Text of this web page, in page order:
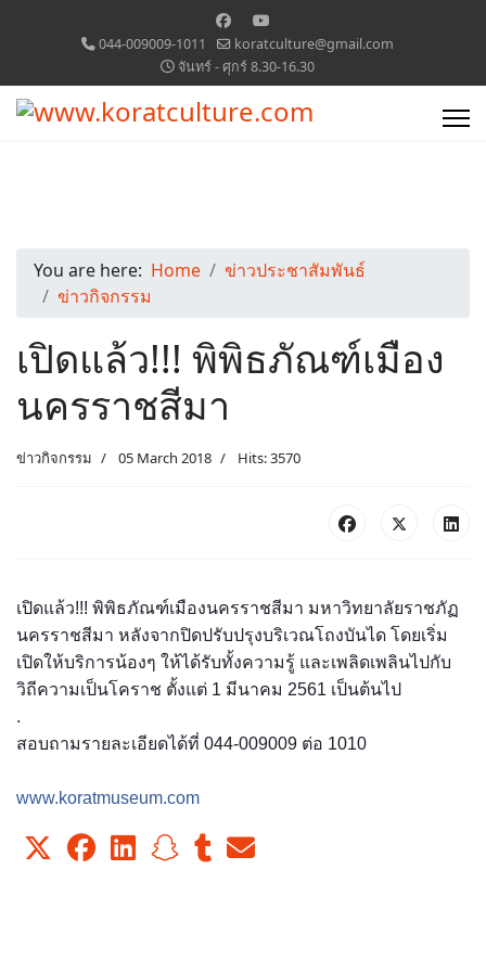
044-009009-1011
koratculture@gmail.com
จันทร์ - ศุกร์ 8.30-16.30
You are here: Home
ข่าวประชาสัมพันธ์
ข่าวกิจกรรม
เปิดแล้ว!!! พิพิธภัณฑ์เมือง
นครราชสีมา
ข่าวกิจกรรม 05 March 2018 Hits: 3570
เปิดแล้ว!!! พิพิธภัณฑ์เมืองนครราชสีมา มหาวิทยาลัยราชภัฏ
นครราชสีมา หลังจากปิดปรับปรุงบริเวณโถงบันได โดยเริ่ม
เปิดให้บริการน้องๆ ให้ได้รับทั้งความรู้ และเพลิดเพลินไปกับ
วิถีความเป็นโคราช ตั้งแต่ 1 มีนาคม 2561 เป็นต้นไป
.
สอบถามรายละเอียดได้ที่ 044-009009 ต่อ 1010
www.koratmuseum.com